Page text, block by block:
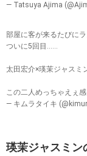
— Tatsuya Ajima
部屋に客が来るたびにラ
ついに5回目‥‥‥
太田宏介×瑛茉ジャスミ
この二人めっちゃえぇ
— キムラタイキ
瑛茉ジャスミン